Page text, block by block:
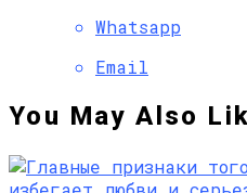
Whatsapp
Email
You May Also